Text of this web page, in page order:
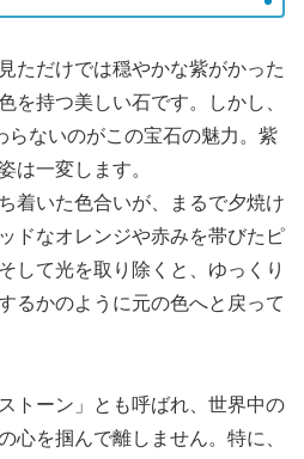
ただけでは穏やかな紫がかった
を持つ美しい石です。しかし、
らないのがこの宝石の魅力。紫
は一変します。
着いた色合いが、まるで夕焼け
ドなオレンジや赤みを帯びたピ
して光を取り除くと、ゆっくり
るかのように元の色へと戻って
トーン」とも呼ばれ、世界中の
心を掴んで離しません。特に、